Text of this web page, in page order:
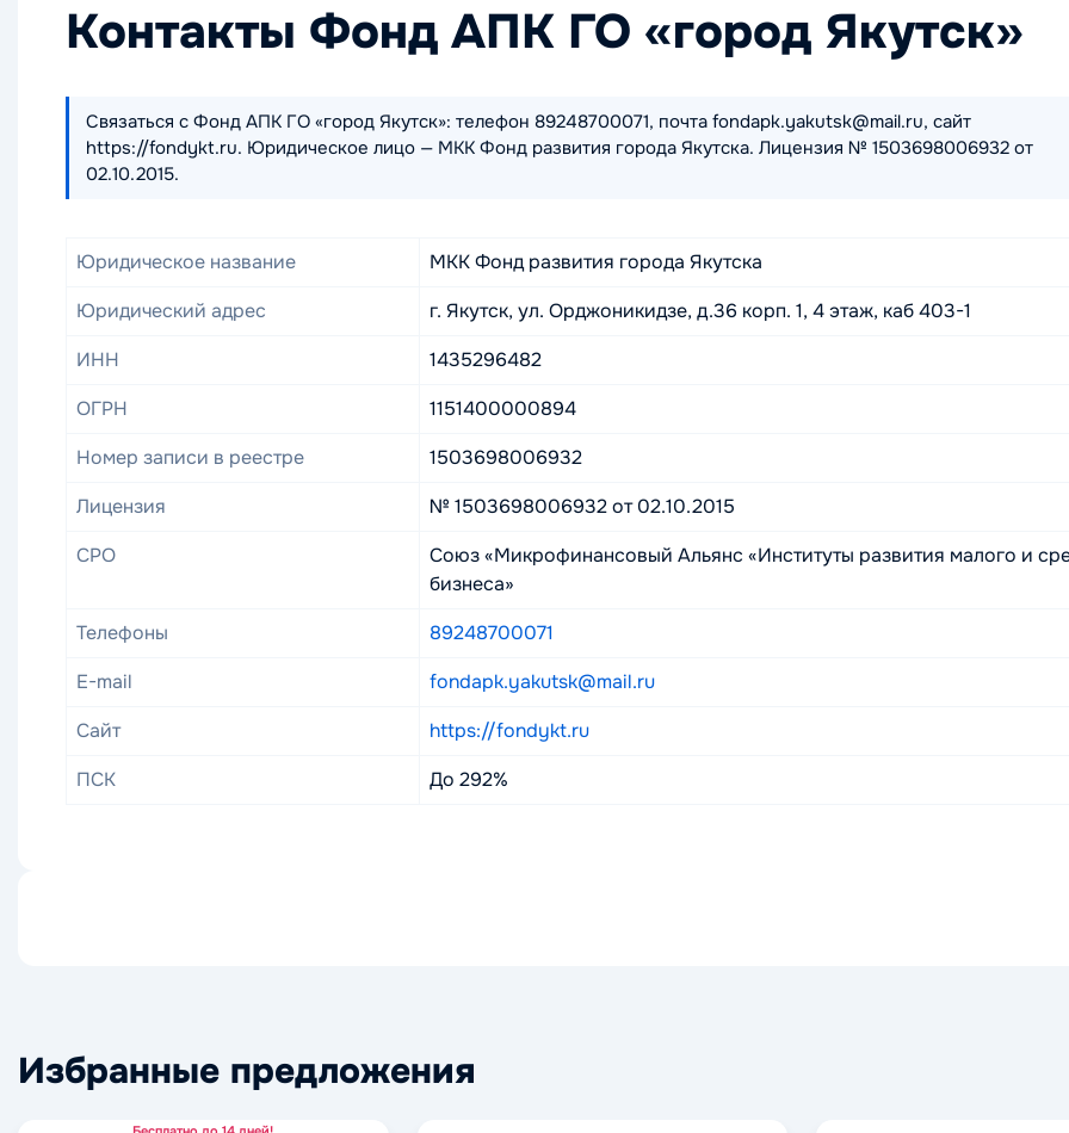
Контакты Фонд АПК ГО «город Якутск»
Связаться с Фонд АПК ГО «город Якутск»: телефон 89248700071, почта fondapk.yakutsk@mail.ru, сайт
https://fondykt.ru. Юридическое лицо — МКК Фонд развития города Якутска. Лицензия № 1503698006932 от
02.10.2015.
Юридическое название
МКК Фонд развития города Якутска
Юридический адрес
г. Якутск, ул. Орджоникидзе, д.36 корп. 1, 4 этаж, каб 403-1
ИНН
1435296482
ОГРН
1151400000894
Номер записи в реестре
1503698006932
Лицензия
№ 1503698006932 от 02.10.2015
СРО
Союз «Микрофинансовый Альянс «Институты развития малого и
бизнеса»
Телефоны
89248700071
E-mail
fondapk.yakutsk@mail.ru
Сайт
https://fondykt.ru
ПСК
До 292%
Избранные предложения